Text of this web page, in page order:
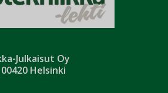
Julkaisut Oy
Helsinki